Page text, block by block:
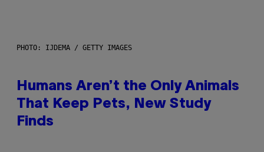
PHOTO: IJDEMA / GETTY IMAGES
Humans Aren’t the Only Animals
That Keep Pets, New Study
Finds